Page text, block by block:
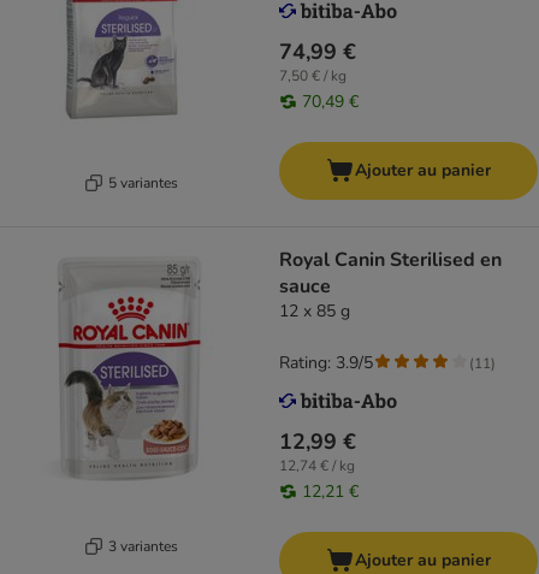
5 variantes
74,99 €
7,50 € / kg
70,49 €
Ajouter au panier
3 variantes
Royal Canin Sterilised en
sauce
12 x 85 g
12,99 €
12,74 € / kg
12,21 €
Rating: 3.9/5 (11)
Ajouter au panier